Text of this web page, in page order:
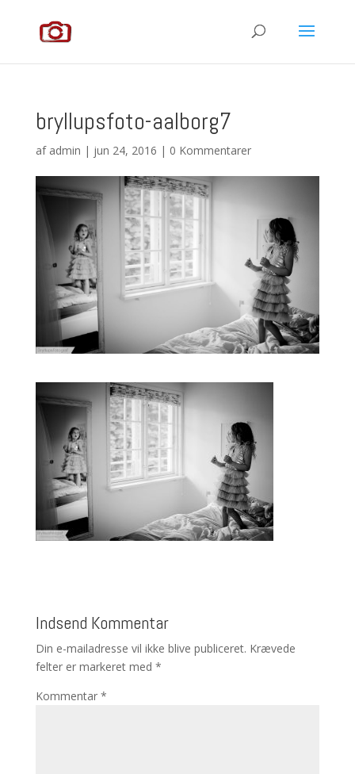
bryllupsfoto-aalborg7
af admin | jun 24, 2016 | 0 Kommentarer
Indsend Kommentar
Din e-mailadresse vil ikke blive publiceret. Krævede
felter er markeret med *
Kommentar *